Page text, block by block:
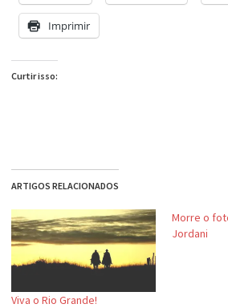
Imprimir
Curtir isso:
ARTIGOS RELACIONADOS
Viva o Rio Grande!
Morre o
Jordani